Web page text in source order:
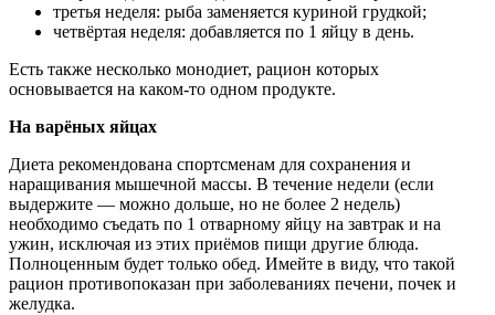
третья неделя: рыба заменяется куриной грудкой;
четвёртая неделя: добавляется по 1 яйцу в день.
Есть также несколько монодиет, рацион которых
основывается на каком-то одном продукте.
На варёных яйцах
Диета рекомендована спортсменам для сохранения и
наращивания мышечной массы. В течение недели (если
выдержите — можно дольше, но не более 2 недель)
необходимо съедать по 1 отварному яйцу на завтрак и на
ужин, исключая из этих приёмов пищи другие блюда.
Полноценным будет только обед. Имейте в виду, что такой
рацион противопоказан при заболеваниях печени, почек и
желудка.